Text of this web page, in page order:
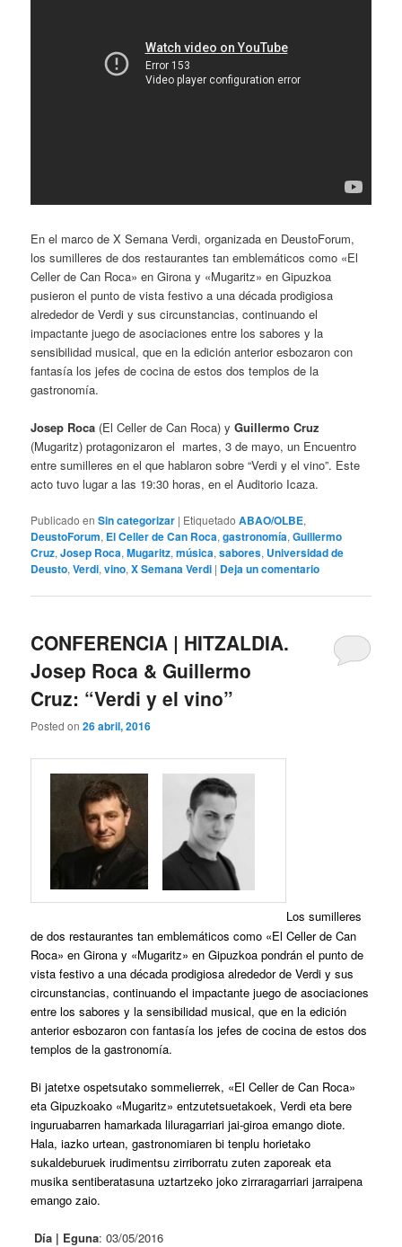
En el marco de X Semana Verdi, organizada en DeustoForum,
los sumilleres de dos restaurantes tan emblemáticos como «El
Celler de Can Roca» en Girona y «Mugaritz» en Gipuzkoa
pusieron el punto de vista festivo a una década prodigiosa
alrededor de Verdi y sus circunstancias, continuando el
impactante juego de asociaciones entre los sabores y la
sensibilidad musical, que en la edición anterior esbozaron con
fantasía los jefes de cocina de estos dos templos de la
gastronomía.
Josep Roca (El Celler de Can Roca) yGuillermo Cruz
(Mugaritz) protagonizaron el martes, 3 de mayo, un Encuentro
entre sumilleres en el que hablaron sobre “Verdi y el vino”. Este
acto tuvo lugar a las 19:30 horas, en el Auditorio Icaza.
Publicado en Sin categorizar | Etiquetado ABAO/OLBE,
DeustoForum, El Celler de Can Roca,gastronomía,Guillermo
Cruz,Josep Roca,Mugaritz,música,sabores, Universidad de
Deusto,Verdi,vino,X Semana Verdi | Deja un comentario
CONFERENCIA | HITZALDIA.
Josep Roca & Guillermo
Cruz: “Verdi y el vino”
Posted on26 abril, 2016
Los sumilleres
de dos restaurantes tan emblemáticos como «El Celler de Can
Roca» en Girona y «Mugaritz» en Gipuzkoa pondrán el punto de
vista festivo a una década prodigiosa alrededor de Verdi y sus
circunstancias, continuando el impactante juego de asociaciones
entre los sabores y la sensibilidad musical, que en la edición
anterior esbozaron con fantasía los jefes de cocina de estos dos
templos de la gastronomía.
Bi jatetxe ospetsutako sommelierrek, «El Celler de Can Roca»
eta Gipuzkoako «Mugaritz» entzutetsuetakoek, Verdi eta bere
inguruabarren hamarkada liluragarriari jai-giroa emango diote.
Hala, iazko urtean, gastronomiaren bi tenplu horietako
sukaldeburuek irudimentsu zirriborratu zuten zaporeak eta
musika sentiberatasuna uztartzeko joko zirraragarriari jarraipena
emango zaio.
Día | Eguna: 03/05/2016